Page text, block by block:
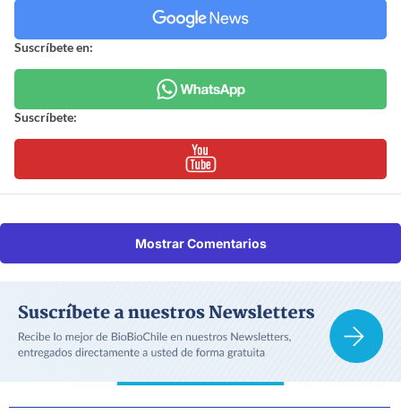
Suscríbete en:
Suscríbete:
Mostrar Comentarios